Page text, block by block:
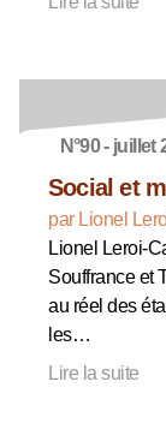
N°90 - juillet
Social et
par Lionel
Lionel Leroi-
Souffrance et
au réel des
les…
Lire la suite